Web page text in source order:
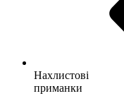
Нахлистові
приманки